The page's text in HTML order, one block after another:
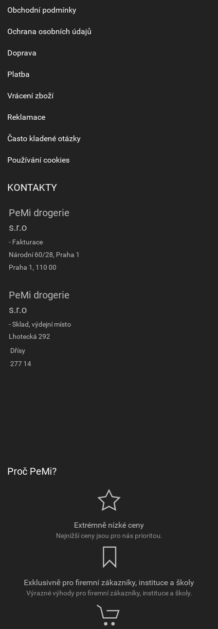
Obchodní podmínky
Ochrana osobních údajů
Doprava
Platba
Vrácení zboží
Reklamace
Často kladené otázky
Používání cookies
KONTAKTY
PeMi drogerie
s.r.o
- Fakturace
Národní 60/28, Praha 1
Praha 1, 110 00
PeMi drogerie
s.r.o
- Sklad, výdejní místo
Lhotecká 292
Dřísy
277 14
Proč PeMi?
Extrémně nízké ceny
Nejnižší ceny jsou pro nás prioritou.
Exklusivně pro firemní zákazníky, instituce a školy
Výrazné výhody pro firemní zákazníky, instituce a školy.